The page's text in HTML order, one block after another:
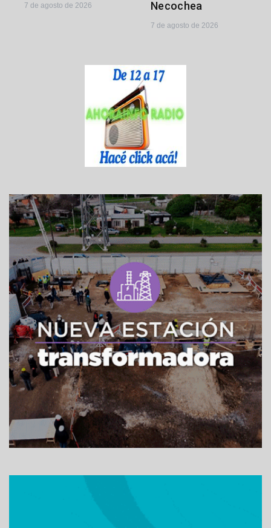
7 de agosto de 2026 Necochea
7 de agosto de 2026